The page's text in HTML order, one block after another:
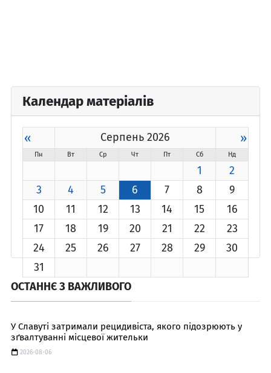
Календар матеріалів
« Серпень 2026 »
Пн Вт Ср Чт Пт Сб Нд
1
2
3
4 5 6 7 8
9
10
11 12 13 14 15
16
17
18 19 20 21 22
23
24
25 26 27 28 29
30
31
ОСТАННЄ З ВАЖЛИВОГО
У Славуті затримали рецидивіста, якого підозрюють у
зґвалтуванні місцевої жительки
2026-08-06